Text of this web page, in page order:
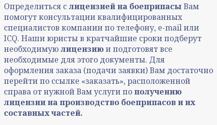
Определиться слицензией на боеприпасыВам
помогут консультации квалифицированных
специалистов компании по телефону, e-mail или
ICQ. Наши юристы в кратчайшие сроки подберут
необходимуюлицензиюи подготовят все
необходимые для этого документы. Для
оформления заказа (подачи заявки) Вам достаточно
перейти по ссылке «заказать», расположенной
справа от нужной Вам услуги пополучению
лицензиина производство боеприпасов и их
составных частей.